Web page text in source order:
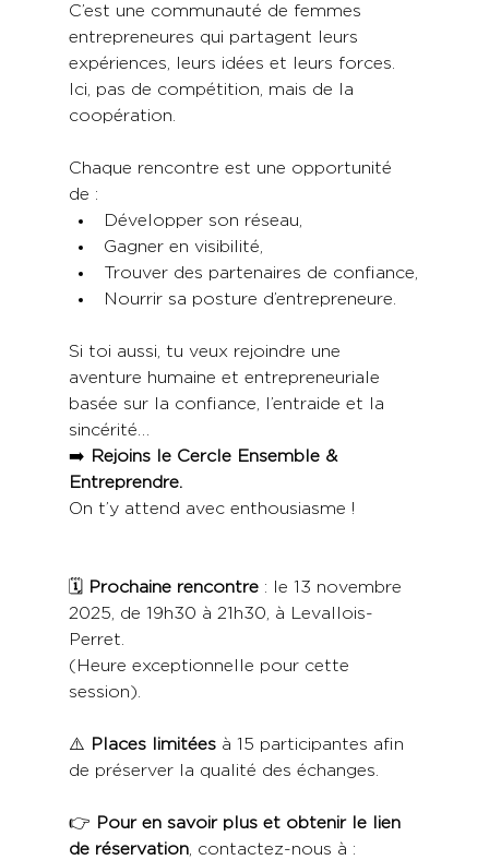
C’est une communauté de femmes
entrepreneures qui partagent leurs
expériences, leurs idées et leurs forces.
Ici, pas de compétition, mais de la
coopération.
Chaque rencontre est une opportunité
de :
Développer son réseau,
Gagner en visibilité,
Trouver des partenaires de confiance,
Nourrir sa posture d’entrepreneure.
Si toi aussi, tu veux rejoindre une
aventure humaine et entrepreneuriale
basée sur la confiance, l’entraide et la
sincérité…
➡️ Rejoins le Cercle Ensemble &
Entreprendre.
On t’y attend avec enthousiasme !
🗓️ Prochaine rencontre : le 13 novembre
2025, de 19h30 à 21h30, à Levallois-
Perret.
(Heure exceptionnelle pour cette
session).
⚠️ Places limitées à 15 participantes afin
de préserver la qualité des échanges.
👉 Pour en savoir plus et obtenir le lien
de réservation, contactez-nous à :